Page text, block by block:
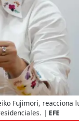
Fujimori, reacciona
EFE
de magnitud
este martes 28 de
de
provocando una
de gran...